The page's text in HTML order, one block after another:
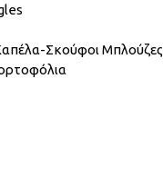
Σκούφοι Μπλούζες